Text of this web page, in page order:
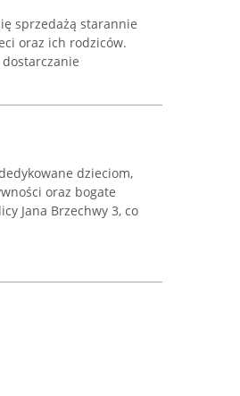
sprzedażą starannie
oraz ich rodziców.
dostarczanie
dzieciom,
oraz bogate
Jana Brzechwy 3, co